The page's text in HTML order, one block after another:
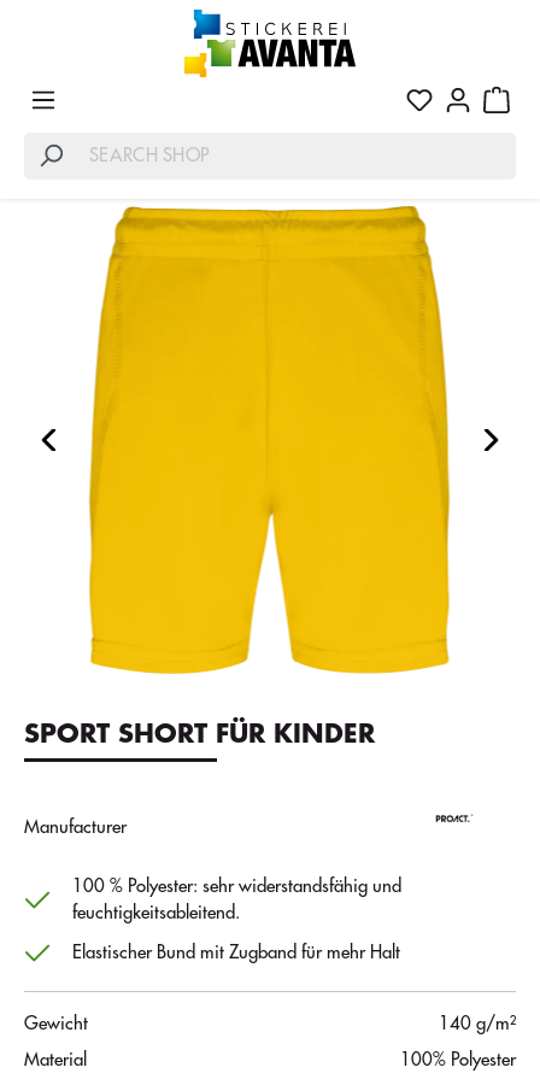
SPORT SHORT FÜR KINDER
Manufacturer
100 % Polyester: sehr widerstandsfähig und
feuchtigkeitsableitend.
Elastischer Bund mit Zugband für mehr Halt
Gewicht
140 g/m²
Material
100% Polyester